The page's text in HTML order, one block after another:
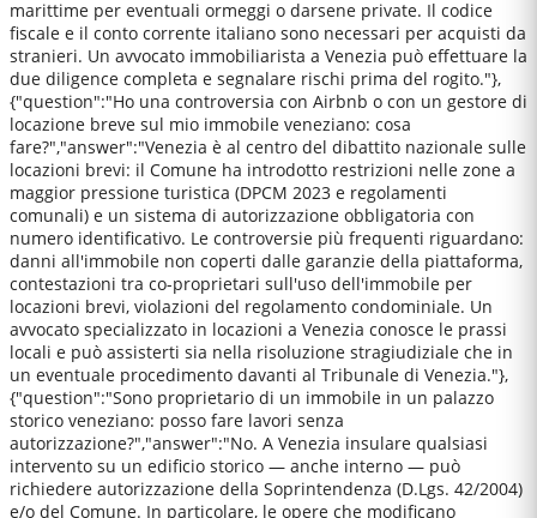
marittime per eventuali ormeggi o darsene private. Il codice
fiscale e il conto corrente italiano sono necessari per acquisti da
stranieri. Un avvocato immobiliarista a Venezia può effettuare la
due diligence completa e segnalare rischi prima del rogito."},
{"question":"Ho una controversia con Airbnb o con un gestore di
locazione breve sul mio immobile veneziano: cosa
fare?","answer":"Venezia è al centro del dibattito nazionale sulle
locazioni brevi: il Comune ha introdotto restrizioni nelle zone a
maggior pressione turistica (DPCM 2023 e regolamenti
comunali) e un sistema di autorizzazione obbligatoria con
numero identificativo. Le controversie più frequenti riguardano:
danni all'immobile non coperti dalle garanzie della piattaforma,
contestazioni tra co-proprietari sull'uso dell'immobile per
locazioni brevi, violazioni del regolamento condominiale. Un
avvocato specializzato in locazioni a Venezia conosce le prassi
locali e può assisterti sia nella risoluzione stragiudiziale che in
un eventuale procedimento davanti al Tribunale di Venezia."},
{"question":"Sono proprietario di un immobile in un palazzo
storico veneziano: posso fare lavori senza
autorizzazione?","answer":"No. A Venezia insulare qualsiasi
intervento su un edificio storico — anche interno — può
richiedere autorizzazione della Soprintendenza (D.Lgs. 42/2004)
e/o del Comune. In particolare, le opere che modificano